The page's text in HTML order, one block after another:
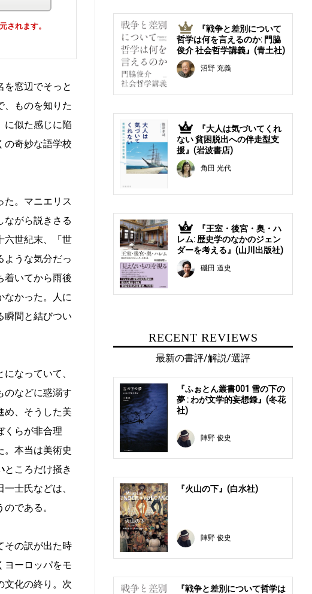
されます。
窓辺でそっと
、ものを知りた
に似た感じに陥
の奇妙な語学校
た。マニエリス
ながら説きさる
六世紀末、「世
ような気分だっ
着いてから雨後
なかった。人に
瞬間と結びつい
なっていて、
のなどに惑溺す
め、そうした美
くらが非合理
。本当は美術史
ところだけ掻き
士氏などは、
である。
その訳が出た時
ヨーロッパをモ
文化の終り。次
3
『戦争と差別について
哲学は何を言えるのか: 門脇
俊介 社会哲学講義』(青土社)
沼野 充義
4
『大人は気づいてくれ
ない 貧困脱出への伴走型支
援』(岩波書店)
角田 光代
5
『王室・後宮・奥・ハ
レム: 歴史学のなかのジェン
ダーを考える』(山川出版社)
磯田 道史
RECENT REVIEWS
最新の書評/解説/選評
『ふぉとん叢書001 雪の下の
夢 : わが文学的妄想録』(冬花
社)
陣野 俊史
『火山の下』(白水社)
陣野 俊史
『戦争と差別について哲学は